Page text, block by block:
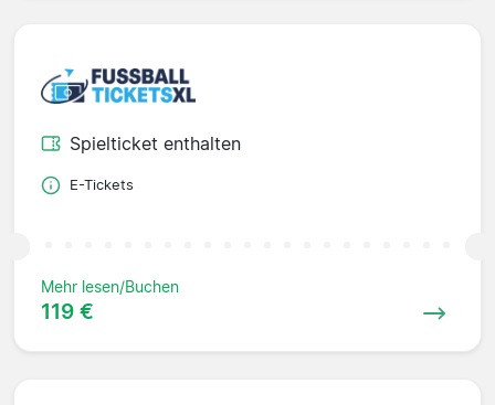
Spielticket enthalten
E-Tickets
Mehr lesen/Buchen
119 €